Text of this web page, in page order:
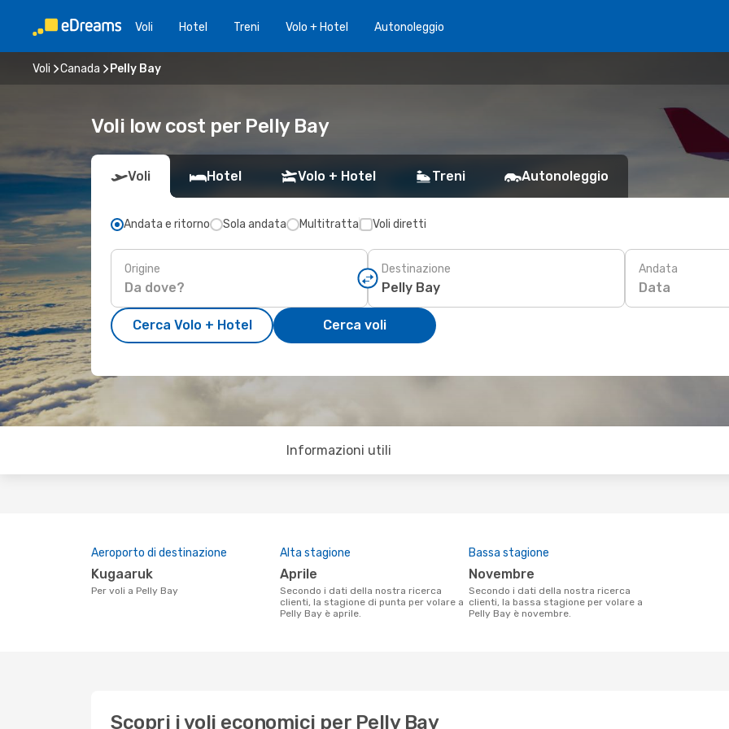
Voli Hotel Treni Volo + Hotel Autonoleggio
Voli Canada Pelly Bay
Voli low cost per Pelly Bay
Voli Hotel Volo + Hotel Treni Autonoleggio
Andata e ritorno Sola andata Multitratta Voli diretti
Origine Destinazione Andata
Data
Cerca Volo + Hotel Cerca voli
Informazioni utili
Aeroporto di destinazione
Kugaaruk
Per voli a Pelly Bay
Alta stagione
aprile
Secondo i dati della nostra ricerca
clienti, la stagione di punta per volare a
Pelly Bay è aprile.
Bassa stagione
novembre
Secondo i dati della nostra ricerca
clienti, la bassa stagione per volare a
Pelly Bay è novembre.
Scopri i voli economici per Pelly Bay